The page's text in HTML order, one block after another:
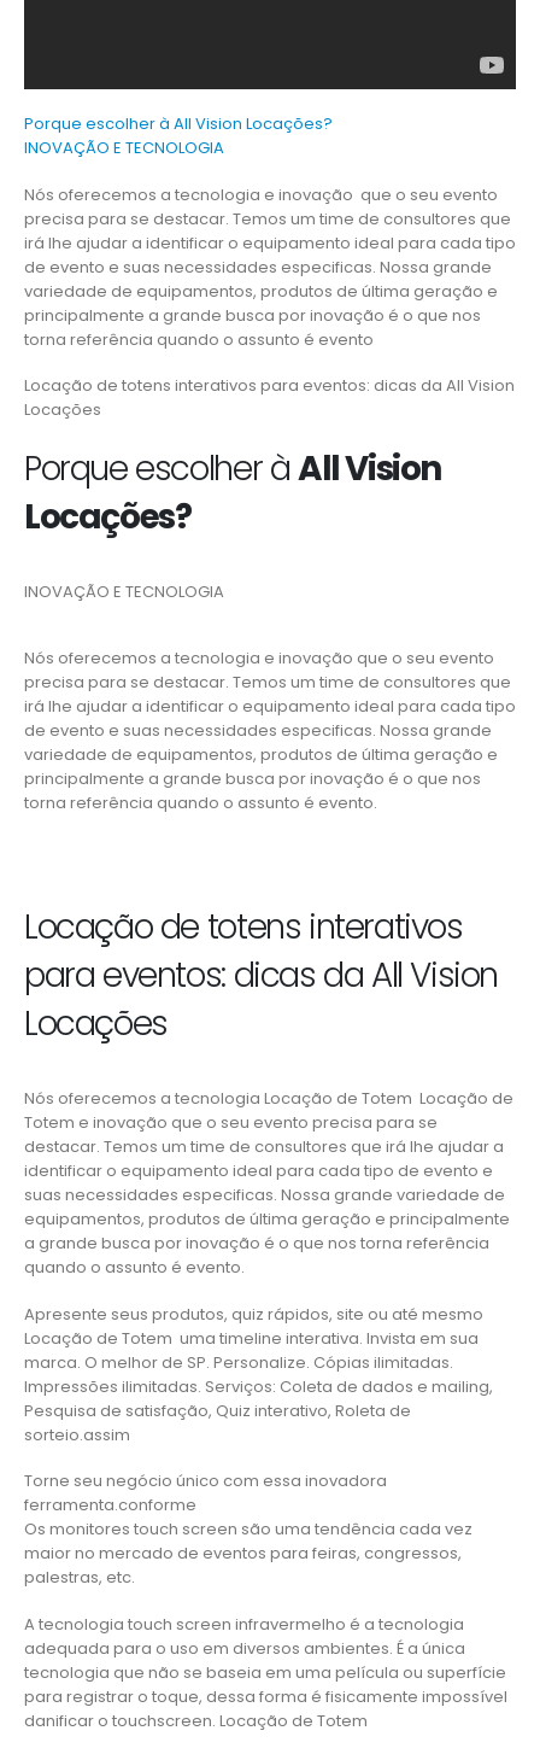
Porque escolher à All Vision Locações?
INOVAÇÃO E TECNOLOGIA
Nós oferecemos a tecnologia e inovação que o seu evento
precisa para se destacar. Temos um time de consultores que
irá lhe ajudar a identificar o equipamento ideal para cada tipo
de evento e suas necessidades especificas. Nossa grande
variedade de equipamentos, produtos de última geração e
principalmente a grande busca por inovação é o que nos
torna referência quando o assunto é evento
Locação de totens interativos para eventos: dicas da All Vision
Locações
Porque escolher àAll Vision
Locações?
INOVAÇÃO E TECNOLOGIA
Nós oferecemos a tecnologia e inovação que o seu evento
precisa para se destacar. Temos um time de consultores que
irá lhe ajudar a identificar o equipamento ideal para cada tipo
de evento e suas necessidades especificas. Nossa grande
variedade de equipamentos, produtos de última geração e
principalmente a grande busca por inovação é o que nos
torna referência quando o assunto é evento.
Locação de totens interativos
para eventos: dicas da All Vision
Locações
Nós oferecemos a tecnologia Locação de Totem Locação de
Totem e inovação que o seu evento precisa para se
destacar. Temos um time de consultores que irá lhe ajudar a
identificar o equipamento ideal para cada tipo de evento e
suas necessidades especificas. Nossa grande variedade de
equipamentos, produtos de última geração e principalmente
a grande busca por inovação é o que nos torna referência
quando o assunto é evento.
Apresente seus produtos, quiz rápidos, site ou até mesmo
Locação de Totem uma timeline interativa. Invista em sua
marca. O melhor de SP. Personalize. Cópias ilimitadas.
Impressões ilimitadas. Serviços: Coleta de dados e mailing,
Pesquisa de satisfação, Quiz interativo, Roleta de
sorteio.assim
Torne seu negócio único com essa inovadora
ferramenta.conforme
Os monitores touch screen são uma tendência cada vez
maior no mercado de eventos para feiras, congressos,
palestras, etc.
A tecnologia touch screen infravermelho é a tecnologia
adequada para o uso em diversos ambientes. É a única
tecnologia que não se baseia em uma película ou superfície
para registrar o toque, dessa forma é fisicamente impossível
danificar o touchscreen. Locação de Totem